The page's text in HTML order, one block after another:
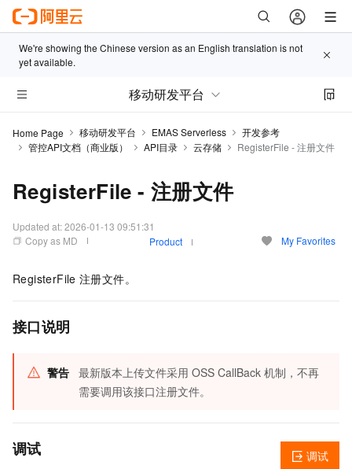
We're showing the Chinese version as an English translation is not
yet available.
移动研发平台
Home Page 移动研发平台 EMAS Serverless
开发参考
管控API文档（商业版）
API目录 云存储 RegisterFile - 注册文件
RegisterFile - 注册文件
Updated at:2026-01-13 09:51:31
Copy as MD
Product My Favorites
RegisterFile 注册文件。
接口说明
警告 最新版本上传文件采用 OSS CallBack 机制，不再
需要调用该接口注册文件。
调试 调试